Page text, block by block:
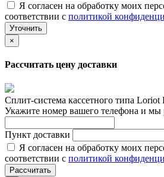
Я согласен на обработку моих
соответствии с политикой
Уточнить
×
Рассчитать цену доставки
Сплит-система кассетного типа
Укажите номер вашего телефона и мы
Пункт доставки
Я согласен на обработку моих
соответствии с политикой
Рассчитать